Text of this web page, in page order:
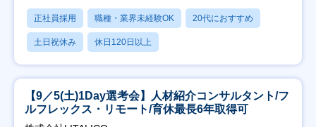
正社員採用 職種・業界未経験OK 20代におすすめ
土日祝休み 休日120日以上
【9／5(土)1Day選考会】人材紹介コンサルタント/フ
ルフレックス・リモート/育休最長6年取得可